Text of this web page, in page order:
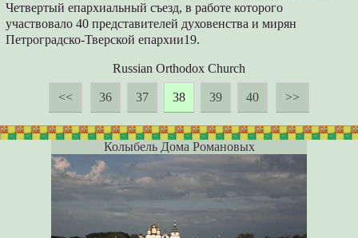
Четвертый епархиальный съезд, в работе которого
участвовало 40 представителей духовенства и мирян
Петроградско-Тверской епархии19.
Russian Orthodox Church
<< 36 37 38 39 40 >>
Колыбель Дома Романовых